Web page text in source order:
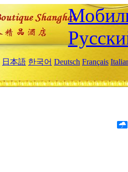
日本語 한국어 Deutsch Français